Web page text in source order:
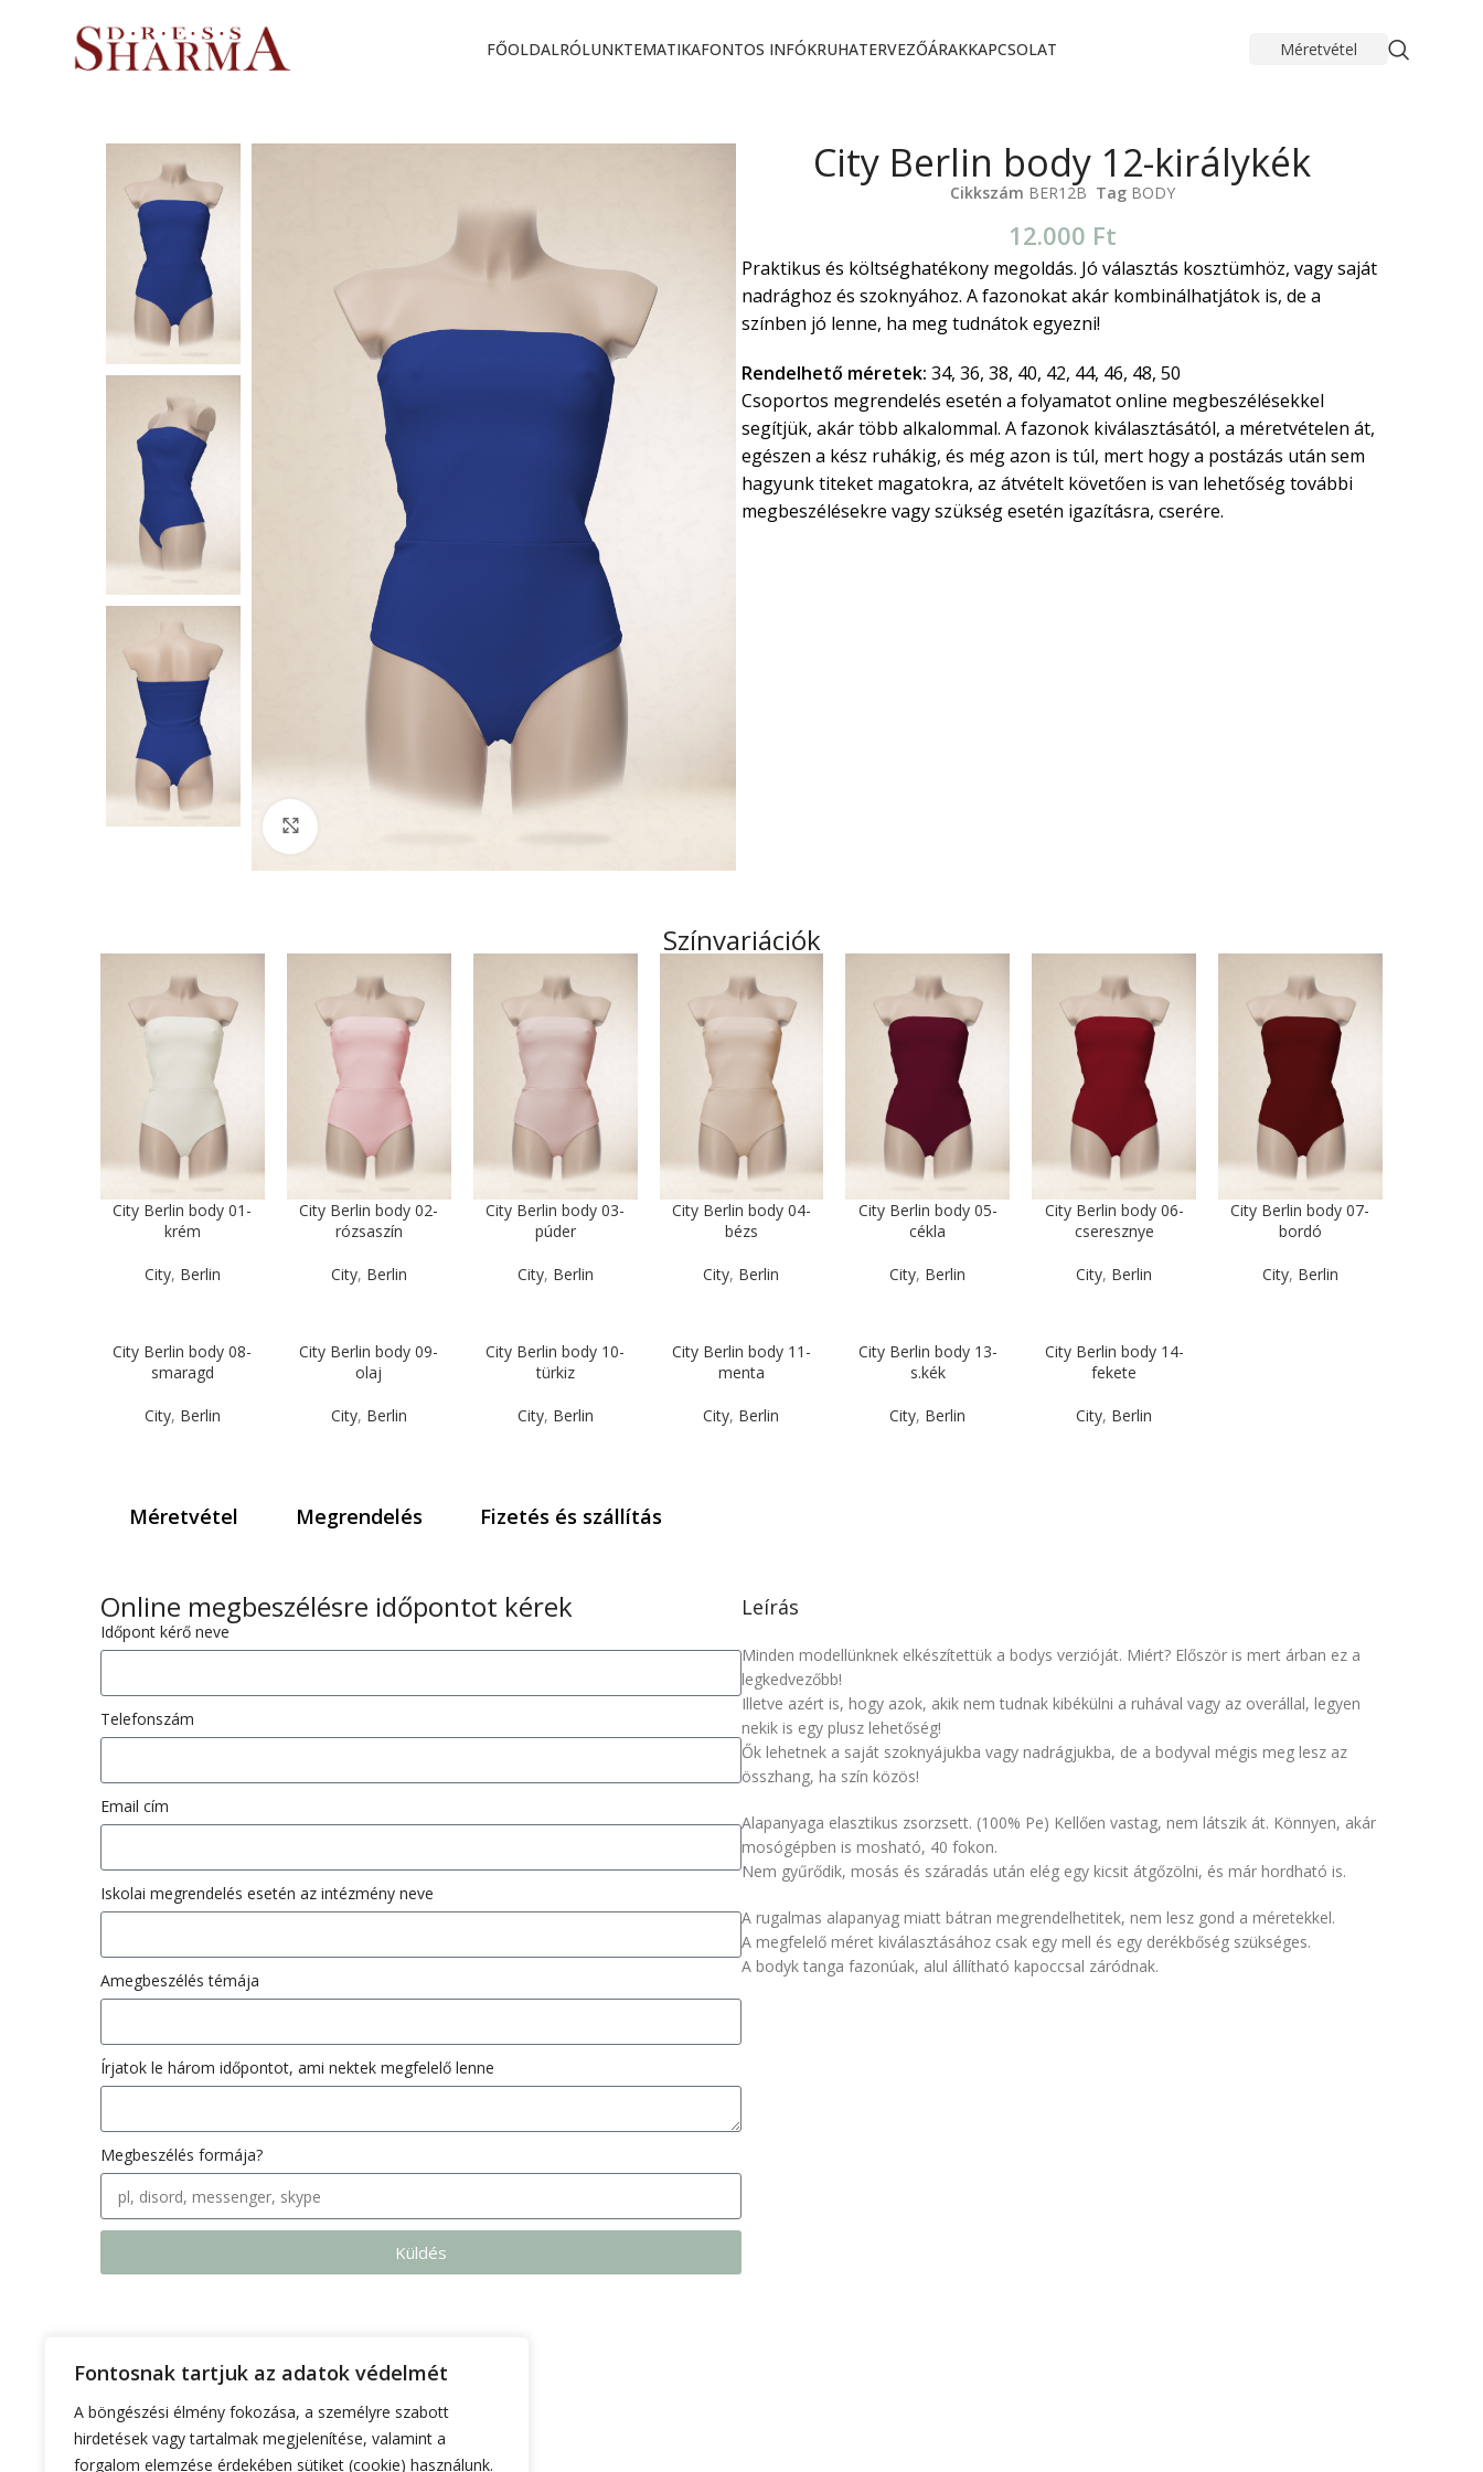
Fontosnak tartjuk az adatok védelmét
A böngészési élmény fokozása, a személyre szabott
hirdetések vagy tartalmak megjelenítése, valamint a
forgalom elemzése érdekében sütiket (cookie) használunk.
FŐOLDALRÓLUNKTEMATIKAFONTOS INFÓKRUHATERVEZŐÁRAKKAPCSOLAT Méretvétel
City Berlin body 12-királykék
Cikkszám BER12B Tag BODY
12.000 Ft
Praktikus és költséghatékony megoldás. Jó választás kosztümhöz, vagy saját
nadrághoz és szoknyához. A fazonokat akár kombinálhatjátok is, de a
színben jó lenne, ha meg tudnátok egyezni!
Rendelhető méretek: 34, 36, 38, 40, 42, 44, 46, 48, 50
Csoportos megrendelés esetén a folyamatot online megbeszélésekkel
segítjük, akár több alkalommal. A fazonok kiválasztásától, a méretvételen át,
egészen a kész ruhákig, és még azon is túl, mert hogy a postázás után sem
hagyunk titeket magatokra, az átvételt követően is van lehetőség további
megbeszélésekre vagy szükség esetén igazításra, cserére.
Színvariációk
City Berlin body 01-
krém
City, Berlin
City Berlin body 02-
rózsaszín
City, Berlin
City Berlin body 03-
púder
City, Berlin
City Berlin body 04-
bézs
City, Berlin
City Berlin body 05-
cékla
City, Berlin
City Berlin body 06-
cseresznye
City, Berlin
City Berlin body 07-
bordó
City, Berlin
City Berlin body 08-
smaragd
City, Berlin
City Berlin body 09-
olaj
City, Berlin
City Berlin body 10-
türkiz
City, Berlin
City Berlin body 11-
menta
City, Berlin
City Berlin body 13-
s.kék
City, Berlin
City Berlin body 14-
fekete
City, Berlin
Méretvétel Megrendelés Fizetés és szállítás
Online megbeszélésre időpontot kérek
Időpont kérő neve
Telefonszám
Email cím
Iskolai megrendelés esetén az intézmény neve
Amegbeszélés témája
Írjatok le három időpontot, ami nektek megfelelő lenne
Megbeszélés formája?
Küldés
Leírás
Minden modellünknek elkészítettük a bodys verzióját. Miért? Először is mert árban ez a
legkedvezőbb!
Illetve azért is, hogy azok, akik nem tudnak kibékülni a ruhával vagy az overállal, legyen
nekik is egy plusz lehetőség!
Ők lehetnek a saját szoknyájukba vagy nadrágjukba, de a bodyval mégis meg lesz az
összhang, ha szín közös!
Alapanyaga elasztikus zsorzsett. (100% Pe) Kellően vastag, nem látszik át. Könnyen, akár
mosógépben is mosható, 40 fokon.
Nem gyűrődik, mosás és száradás után elég egy kicsit átgőzölni, és már hordható is.
A rugalmas alapanyag miatt bátran megrendelhetitek, nem lesz gond a méretekkel.
A megfelelő méret kiválasztásához csak egy mell és egy derékbőség szükséges.
A bodyk tanga fazonúak, alul állítható kapoccsal záródnak.